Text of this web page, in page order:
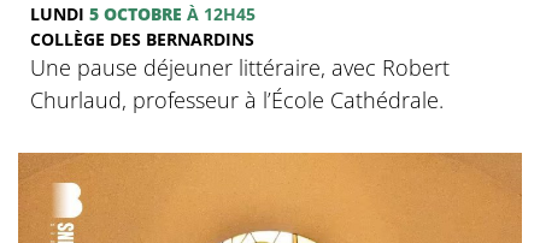
LUNDI 5 OCTOBRE À 12H45
COLLÈGE DES BERNARDINS
Une pause déjeuner littéraire, avec Robert
Churlaud, professeur à l’École Cathédrale.